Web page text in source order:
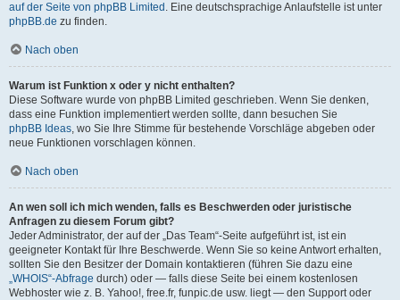
auf der Seite von phpBB Limited . Eine deutschsprachige Anlaufstelle ist unter
phpBB.de zu finden.
Nach oben
Warum ist Funktion x oder y nicht enthalten?
Diese Software wurde von phpBB Limited geschrieben. Wenn Sie denken,
dass eine Funktion implementiert werden sollte, dann besuchen Sie
phpBB Ideas, wo Sie Ihre Stimme für bestehende Vorschläge abgeben oder
neue Funktionen vorschlagen können.
Nach oben
An wen soll ich mich wenden, falls es Beschwerden oder juristische
Anfragen zu diesem Forum gibt?
Jeder Administrator, der auf der „Das Team“-Seite aufgeführt ist, ist ein
geeigneter Kontakt für Ihre Beschwerde. Wenn Sie so keine Antwort erhalten,
sollten Sie den Besitzer der Domain kontaktieren (führen Sie dazu eine
„WHOIS“-Abfrage durch) oder — falls diese Seite bei einem kostenlosen
Webhoster wie z. B. Yahoo!, free.fr, funpic.de usw. liegt — den Support oder